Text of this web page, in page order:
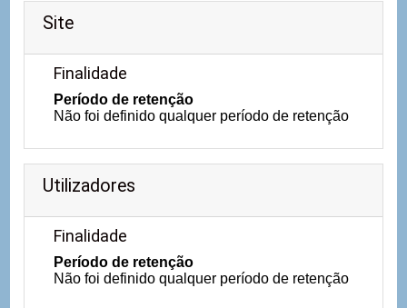
Site
Finalidade
Período de retenção
Não foi definido qualquer período de retenção
Utilizadores
Finalidade
Período de retenção
Não foi definido qualquer período de retenção